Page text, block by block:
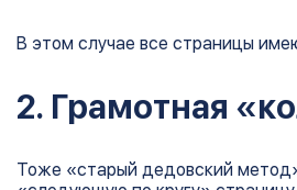
В этом случае все страницы
2. Грамотная
Тоже «старый дедовский